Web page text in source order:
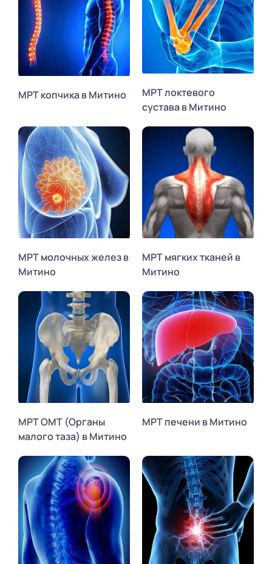
МРТ копчика в Митино
МРТ локтевого
сустава в Митино
МРТ молочных желез в
Митино
МРТ мягких тканей в
Митино
МРТ ОМТ (Органы
малого таза) в Митино
МРТ печени в Митино